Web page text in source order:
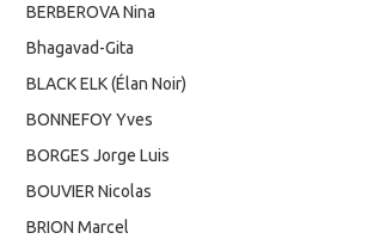
BERBEROVA Nina
Bhagavad-Gita
BLACK ELK (Élan Noir)
BONNEFOY Yves
BORGES Jorge Luis
BOUVIER Nicolas
BRION Marcel